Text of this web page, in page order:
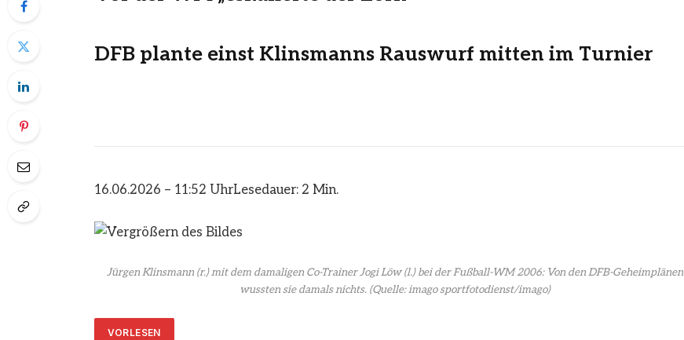
DFB plante einst Klinsmanns Rauswurf mitten im Turnier
16.06.2026 – 11:52 UhrLesedauer: 2 Min.
Jürgen Klinsmann (r.) mit dem damaligen Co-Trainer Jogi Löw (l.) bei der Fußball-WM 2006: Von den DFB-Geheimplänen
wussten sie damals nichts. (Quelle: imago sportfotodienst/imago)
VORLESEN